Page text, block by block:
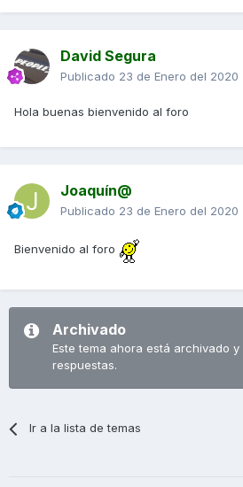
David Segura
Publicado 23 de Enero del 2020
Hola buenas bienvenido al foro
Joaquín@
Publicado 23 de Enero del 2020
Bienvenido al foro
Archivado
Este tema ahora está archivado
respuestas.
Ir a la lista de temas